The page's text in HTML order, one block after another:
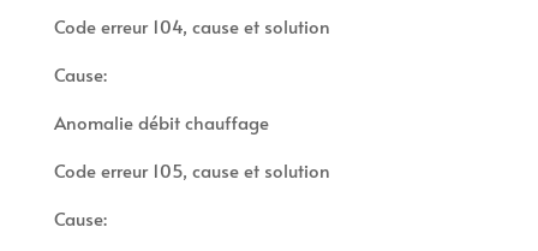
Code erreur 104, cause et solution
Cause:
Anomalie débit chauffage
Code erreur 105, cause et solution
Cause: